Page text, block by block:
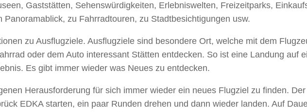
Gaststätten, Sehenswürdigkeiten, Erlebniswelten, Freizeitparks,
Panoramablick, zu Fahrradtouren, zu Stadtbesichtigungen usw.
zu Ausflugziele. Ausflugziele sind besondere Ort, welche mit dem
oder dem Auto interessant Stätten entdecken. So ist eine Landung auf
Es gibt immer wieder was Neues zu entdecken.
Herausforderung für sich immer wieder ein neues Flugziel zu finden.
EDKA starten, ein paar Runden drehen und dann wieder landen. Auf